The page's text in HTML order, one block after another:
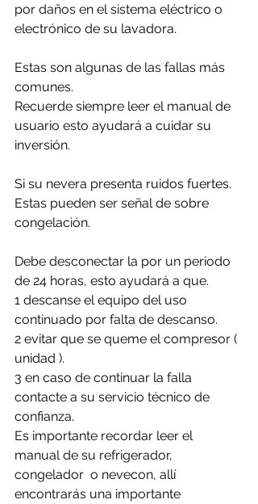
por daños en el sistema eléctrico o
electrónico de su lavadora.
Estas son algunas de las fallas más
comunes.
Recuerde siempre leer el manual de
usuario esto ayudará a cuidar su
inversión.
Si su nevera presenta ruidos fuertes.
Estas pueden ser señal de sobre
congelación.
Debe desconectar la por un periodo
de 24 horas, esto ayudará a que.
1 descanse el equipo del uso
continuado por falta de descanso.
2 evitar que se queme el compresor (
unidad ).
3 en caso de continuar la falla
contacte a su servicio técnico de
confianza.
Es importante recordar leer el
manual de su refrigerador,
congelador  o nevecon, allí
encontrarás una importante